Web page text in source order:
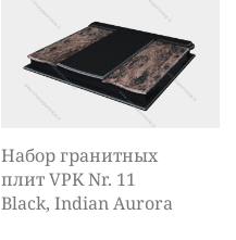
Набор гранитных
плит VPK Nr. 11
Black, Indian Aurora